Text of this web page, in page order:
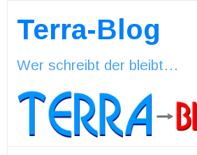
Terra-Blog
Wer schreibt der bleibt…